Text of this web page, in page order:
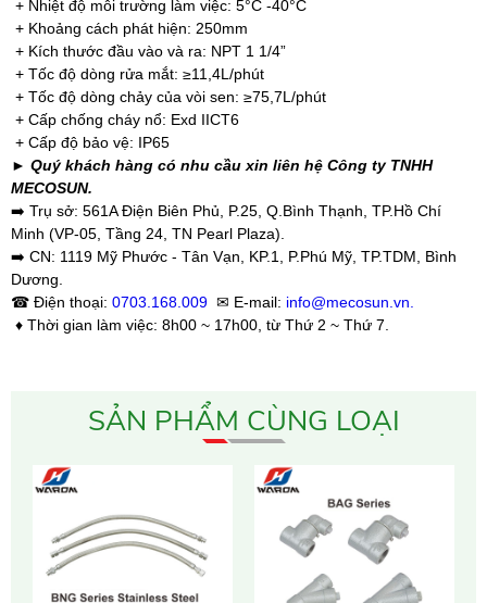
+ Nhiệt độ môi trường làm việc: 5°C -40°C
+ Khoảng cách phát hiện: 250mm
+ Kích thước đầu vào và ra: NPT 1 1/4”
+ Tốc độ dòng rửa mắt: ≥11,4L/phút
+ Tốc độ dòng chảy của vòi sen: ≥75,7L/phút
+ Cấp chống cháy nổ: Exd IICT6
+ Cấp độ bảo vệ: IP65
► Quý khách hàng có nhu cầu xin liên hệ Công ty TNHH
MECOSUN.
➡️ Trụ sở: 561A Điện Biên Phủ, P.25, Q.Bình Thạnh, TP.Hồ Chí
Minh (VP-05, Tầng 24, TN Pearl Plaza).
➡️ CN: 1119 Mỹ Phước - Tân Vạn, KP.1, P.Phú Mỹ, TP.TDM, Bình
Dương.
☎ Điện thoại: 0703.168.009 ✉ E-mail: info@mecosun.vn.
♦ Thời gian làm việc: 8h00 ~ 17h00, từ Thứ 2 ~ Thứ 7.
SẢN PHẨM CÙNG LOẠI